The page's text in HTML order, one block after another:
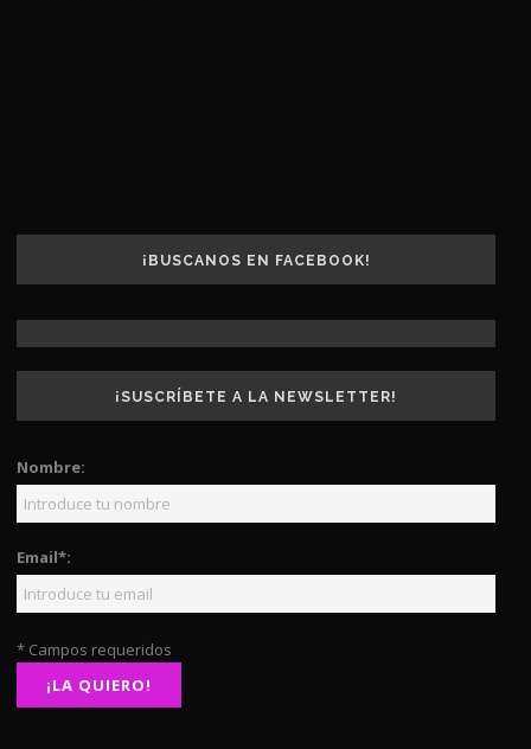
¡BUSCANOS EN FACEBOOK!
¡SUSCRÍBETE A LA NEWSLETTER!
Nombre:
Email*:
* Campos requeridos